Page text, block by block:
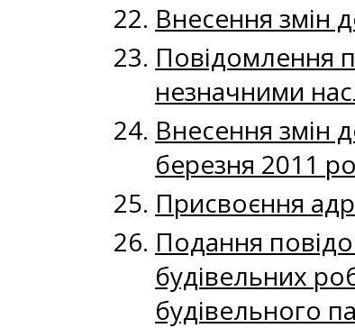
Внесення змін
Повідомлення
незначними
Внесення змін
березня 2011
Присвоєння
Подання
будівельних
будівельного